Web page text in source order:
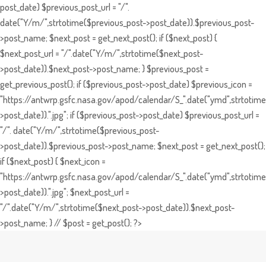
post_date) $previous_post_url = "/".
date("Y/m/",strtotime($previous_post->post_date)).$previous_post-
>post_name; $next_post = get_next_post(); if ($next_post) {
$next_post_url = "/".date("Y/m/",strtotime($next_post-
>post_date)).$next_post->post_name; } $previous_post =
get_previous_post(); if ($previous_post->post_date) $previous_icon =
"https://antwrp.gsfc.nasa.gov/apod/calendar/
>post_date)).".jpg"; if ($previous_post->post_date) $previous_post_url =
"/". date("Y/m/",strtotime($previous_post-
>post_date)).$previous_post->post_name; $next_post = get_next_post();
if ($next_post) { $next_icon =
"https://antwrp.gsfc.nasa.gov/apod/calendar/
>post_date)).".jpg"; $next_post_url =
"/".date("Y/m/",strtotime($next_post->post_date)).$next_post-
>post_name; } // $post = get_post(); ?>